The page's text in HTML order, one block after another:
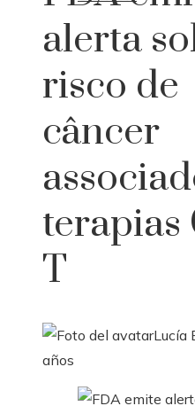
alerta
risco de
câncer
terapias
T
Lucía
años